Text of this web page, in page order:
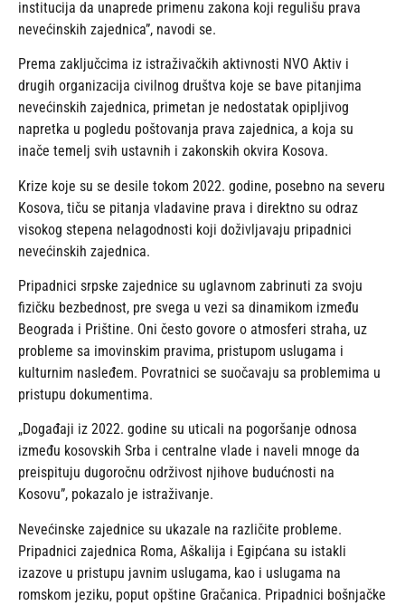
institucija da unaprede primenu zakona koji regulišu prava
nevećinskih zajednica”, navodi se.
Prema zaključcima iz istraživačkih aktivnosti NVO Aktiv i
drugih organizacija civilnog društva koje se bave pitanjima
nevećinskih zajednica, primetan je nedostatak opipljivog
napretka u pogledu poštovanja prava zajednica, a koja su
inače temelj svih ustavnih i zakonskih okvira Kosova.
Krize koje su se desile tokom 2022. godine, posebno na severu
Kosova, tiču se pitanja vladavine prava i direktno su odraz
visokog stepena nelagodnosti koji doživljavaju pripadnici
nevećinskih zajednica.
Pripadnici srpske zajednice su uglavnom zabrinuti za svoju
fizičku bezbednost, pre svega u vezi sa dinamikom između
Beograda i Prištine. Oni često govore o atmosferi straha, uz
probleme sa imovinskim pravima, pristupom uslugama i
kulturnim nasleđem. Povratnici se suočavaju sa problemima u
pristupu dokumentima.
„Događaji iz 2022. godine su uticali na pogoršanje odnosa
između kosovskih Srba i centralne vlade i naveli mnoge da
preispituju dugoročnu održivost njihove budućnosti na
Kosovu”, pokazalo je istraživanje.
Nevećinske zajednice su ukazale na različite probleme.
Pripadnici zajednica Roma, Aškalija i Egipćana su istakli
izazove u pristupu javnim uslugama, kao i uslugama na
romskom jeziku, poput opštine Gračanica. Pripadnici bošnjačke